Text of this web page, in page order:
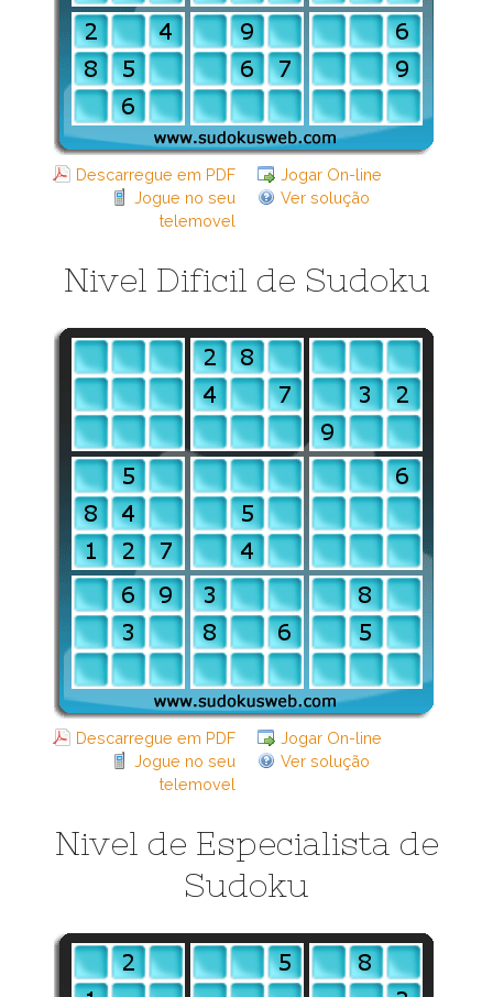
Descarregue em PDF
Jogar On-line
Jogue no seu
telemovel
Ver solução
Nivel Dificil de Sudoku
Descarregue em PDF
Jogar On-line
Jogue no seu
telemovel
Ver solução
Nivel de Especialista de
Sudoku